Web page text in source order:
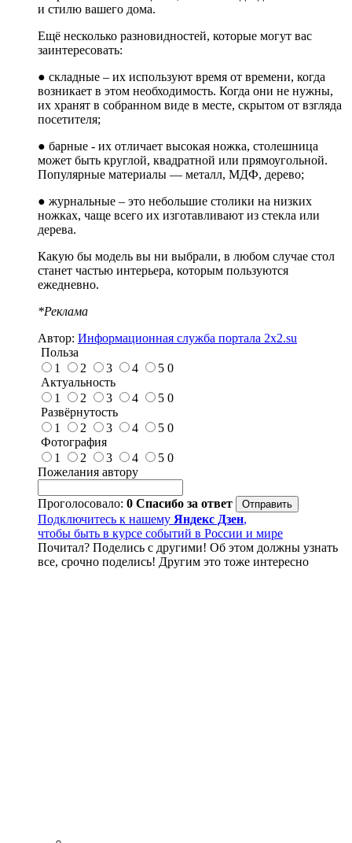
и стилю вашего дома.
Ещё несколько разновидностей, которые могут вас
заинтересовать:
● складные – их используют время от времени, когда
возникает в этом необходимость. Когда они не нужны,
их хранят в собранном виде в месте, скрытом от взгляда
посетителя;
● барные - их отличает высокая ножка, столешница
может быть круглой, квадратной или прямоугольной.
Популярные материалы — металл, МДФ, дерево;
● журнальные – это небольшие столики на низких
ножках, чаще всего их изготавливают из стекла или
дерева.
Какую бы модель вы ни выбрали, в любом случае стол
станет частью интерьера, которым пользуются
ежедневно.
*Реклама
Автор: Информационная служба портала 2x2.su
Польза
1
2 3 4 5 0
Актуальность
1
2 3 4 5 0
Развёрнутость
1
2 3 4 5 0
Фотография
1
2 3 4 5 0
Пожелания автору
Проголосовало: 0 Спасибо за ответ
Подключитесь к нашему Яндекс Дзен,
чтобы быть в курсе событий в России и мире
Почитал? Поделись с другими! Об этом должны узнать
все, срочно поделись! Другим это тоже интересно